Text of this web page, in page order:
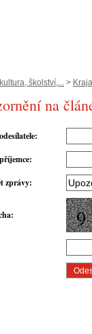
kultura, školství,... >
na
:
:
zprávy:
: